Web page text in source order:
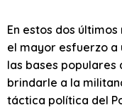
En estos dos
el mayor esfuerzo a
las bases populares
brindarle a la
táctica política del